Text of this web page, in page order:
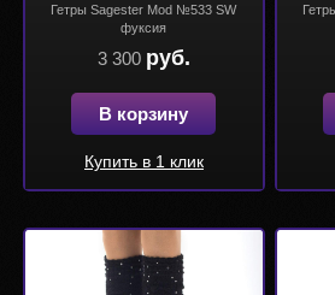
Гетры Sagester Mod №533 SW
фуксия
3 300 руб.
В корзину
Купить в 1 клик